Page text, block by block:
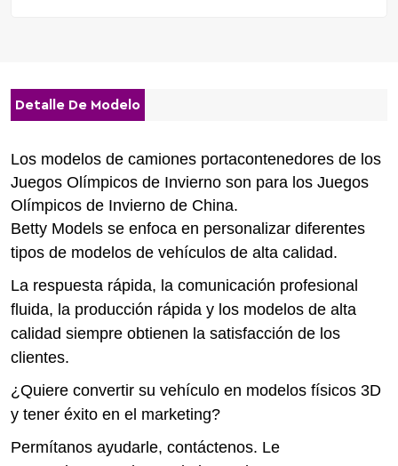
Detalle De Modelo
Los modelos de camiones portacontenedores de los
Juegos Olímpicos de Invierno son para los Juegos
Olímpicos de Invierno de China.
Betty Models se enfoca en personalizar diferentes
tipos de modelos de vehículos de alta calidad.
La respuesta rápida, la comunicación profesional
fluida, la producción rápida y los modelos de alta
calidad siempre obtienen la satisfacción de los
clientes.
¿Quiere convertir su vehículo en modelos físicos 3D
y tener éxito en el marketing?
Permítanos ayudarle, contáctenos. Le